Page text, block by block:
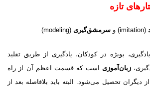
تازه
(imitation) و سرمشق‌گیرى (modeling)
بویژه در کودکان، یادگیرى از طریق تقلید
زبان‌آموزى است که قسمت اعظم آن از راه
تحصیل مى‌شود. البته باید بلافاصله بعد از